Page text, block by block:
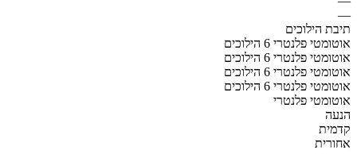
—
תיבת הילוכים
אוטומטי פלנטרי 6 הילוכים
אוטומטי פלנטרי 6 הילוכים
אוטומטי פלנטרי 6 הילוכים
אוטומטי פלנטרי 6 הילוכים
אוטומטי פלנטרי
הנעה
קדמית
אחורית